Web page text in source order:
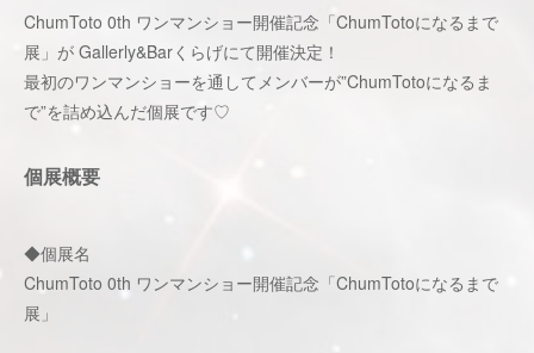
ChumToto 0th ワンマンショー開催記念「ChumTotoになるまで
展」が Gallerly&Barくらげにて開催決定！
最初のワンマンショーを通してメンバーが”ChumTotoになるま
で”を詰め込んだ個展です♡
個展概要
◆個展名
ChumToto 0th ワンマンショー開催記念「ChumTotoになるまで
展」